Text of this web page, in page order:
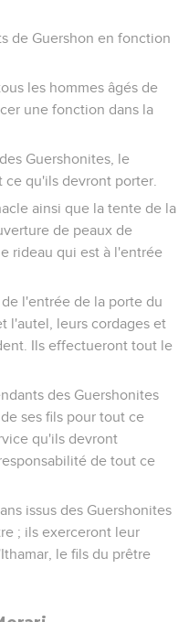
de Guershon en fonction
les hommes âgés de
une fonction dans la
Guershonites, le
qu'ils devront porter.
ainsi que la tente de la
de peaux de
rideau qui est à l'entrée
l'entrée de la porte du
l'autel, leurs cordages et
Ils effectueront tout le
des Guershonites
ses fils pour tout ce
qu'ils devront
de tout ce
issus des Guershonites
; ils exerceront leur
le fils du prêtre